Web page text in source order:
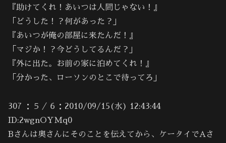
『助けてくれ！あいつは人間じゃない！』
「どうした！？何があった？」
『あいつが俺の部屋に来たんだ！』
「マジか！？今どうしてるんだ？」
『外に出た。お前の家に泊めてくれ！』
「分かった、ローソンのとこで待ってろ」
307 ：５／６：2010/09/15(水) 12:43:44
ID:2wgnOYMq0
Bさんは奥さんにそのことを伝えてから、ケータイでAさ